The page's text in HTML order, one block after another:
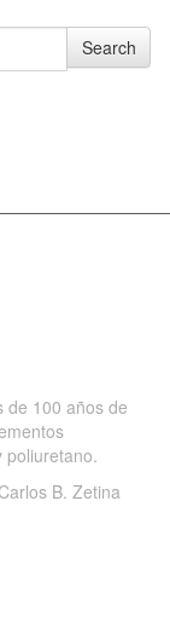
Search
de 100 años de
poliuretano.
B. Zetina